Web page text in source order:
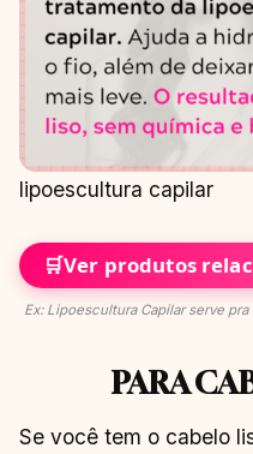
lipoescultura capilar
🛒Ver produtos
Ex: Lipoescultura Capilar serve pra
PARA
Se você tem o cabelo